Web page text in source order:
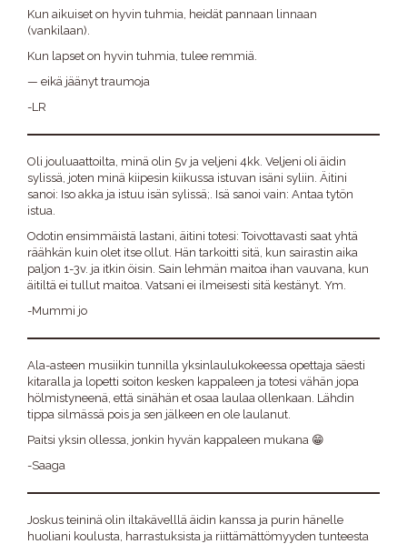
Kun aikuiset on hyvin tuhmia, heidät pannaan linnaan
(vankilaan).
Kun lapset on hyvin tuhmia, tulee remmiä.
— eikä jäänyt traumoja
-LR
Oli jouluaattoilta, minä olin 5v ja veljeni 4kk. Veljeni oli äidin
sylissä, joten minä kiipesin kiikussa istuvan isäni syliin. Äitini
sanoi: Iso akka ja istuu isän sylissä;. Isä sanoi vain: Antaa tytön
istua.
Odotin ensimmäistä lastani, äitini totesi: Toivottavasti saat yhtä
räähkän kuin olet itse ollut. Hän tarkoitti sitä, kun sairastin aika
paljon 1-3v. ja itkin öisin. Sain lehmän maitoa ihan vauvana, kun
äitiltä ei tullut maitoa. Vatsani ei ilmeisesti sitä kestänyt. Ym.
-Mummi jo
Ala-asteen musiikin tunnilla yksinlaulukokeessa opettaja säesti
kitaralla ja lopetti soiton kesken kappaleen ja totesi vähän jopa
hölmistyneenä, että sinähän et osaa laulaa ollenkaan. Lähdin
tippa silmässä pois ja sen jälkeen en ole laulanut.
Paitsi yksin ollessa, jonkin hyvän kappaleen mukana 😁
-Saaga
Joskus teininä olin iltakävelllä äidin kanssa ja purin hänelle
huoliani koulusta, harrastuksista ja riittämättömyyden tunteesta